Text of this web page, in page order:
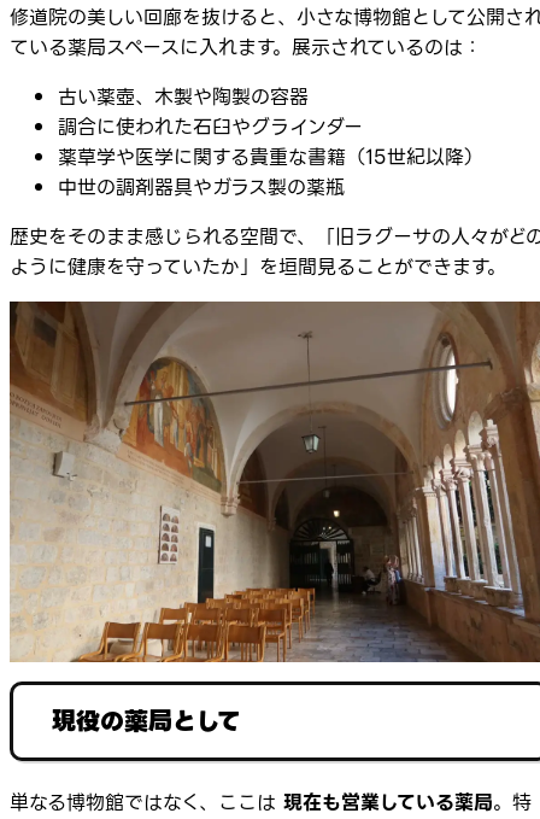
修道院の美しい回廊を抜けると、小さな博物館として公開さ
ている薬局スペースに入れます。展示されているのは：
古い薬壺、木製や陶製の容器
調合に使われた石臼やグラインダー
薬草学や医学に関する貴重な書籍（15世紀以降）
中世の調剤器具やガラス製の薬瓶
歴史をそのまま感じられる空間で、「旧ラグーサの人々がど
ように健康を守っていたか」を垣間見ることができます。
現役の薬局として
単なる博物館ではなく、ここは 現在も営業している薬局。特